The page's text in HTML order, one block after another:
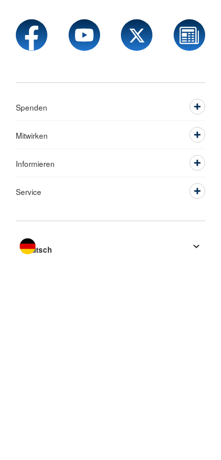
Spenden
Mitwirken
Informieren
Service
Sprache wechseln zu